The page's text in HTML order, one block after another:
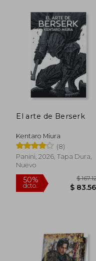
El arte de Berserk
Kentaro Miura
(8)
Panini, 2026, Tapa Dura,
Nuevo